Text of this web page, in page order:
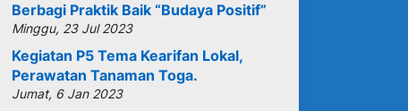
Berbagi Praktik Baik “Budaya Positif”
Minggu, 23 Jul 2023
Kegiatan P5 Tema Kearifan Lokal,
Perawatan Tanaman Toga.
Jumat, 6 Jan 2023